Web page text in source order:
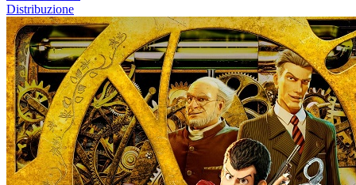
Distribuzione